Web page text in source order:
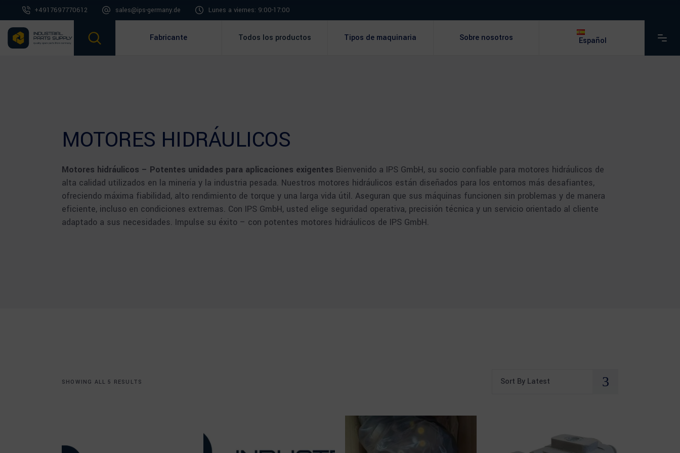
+4917697770612 sales@ips-germany.de Lunes a viernes: 9:00-17:00
Fabricante Todos los productos Tipos de maquinaria Sobre nosotros Español
MOTORES HIDRÁULICOS
Motores hidráulicos – Potentes unidades para aplicaciones exigentes Bienvenido a IPS GmbH, su socio confiable para motores hidráulicos de
alta calidad utilizados en la minería y la industria pesada. Nuestros motores hidráulicos están diseñados para los entornos más desafiantes,
ofreciendo máxima fiabilidad, alto rendimiento de torque y una larga vida útil. Aseguran que sus máquinas funcionen sin problemas y de manera
eficiente, incluso en condiciones extremas. Con IPS GmbH, usted elige seguridad operativa, precisión técnica y un servicio orientado al cliente
adaptado a sus necesidades. Impulse su éxito – con potentes motores hidráulicos de IPS GmbH.
SHOWING ALL 5 RESULTS Sort By Latest